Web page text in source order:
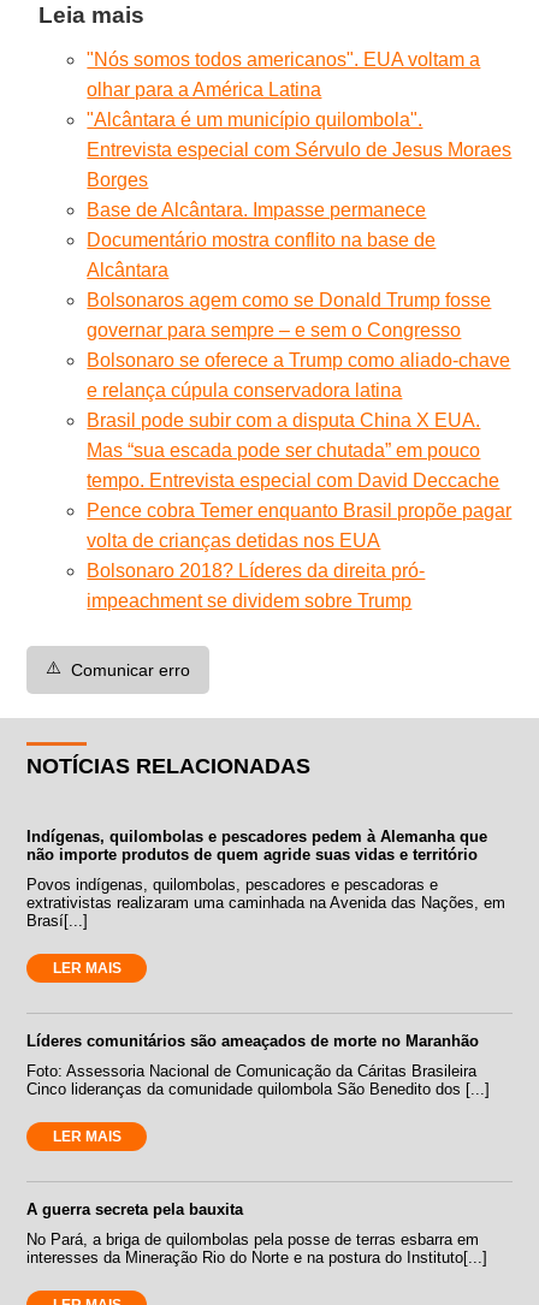
Leia mais
"Nós somos todos americanos". EUA voltam a
olhar para a América Latina
"Alcântara é um município quilombola".
Entrevista especial com Sérvulo de Jesus Moraes
Borges
Base de Alcântara. Impasse permanece
Documentário mostra conflito na base de
Alcântara
Bolsonaros agem como se Donald Trump fosse
governar para sempre – e sem o Congresso
Bolsonaro se oferece a Trump como aliado-chave
e relança cúpula conservadora latina
Brasil pode subir com a disputa China X EUA.
Mas “sua escada pode ser chutada” em pouco
tempo. Entrevista especial com David Deccache
Pence cobra Temer enquanto Brasil propõe pagar
volta de crianças detidas nos EUA
Bolsonaro 2018? Líderes da direita pró-
impeachment se dividem sobre Trump
⚠️ Comunicar erro
NOTÍCIAS RELACIONADAS
Indígenas, quilombolas e pescadores pedem à Alemanha que
não importe produtos de quem agride suas vidas e território
Povos indígenas, quilombolas, pescadores e pescadoras e
extrativistas realizaram uma caminhada na Avenida das Nações, em
Brasí[...]
LER MAIS
Líderes comunitários são ameaçados de morte no Maranhão
Foto: Assessoria Nacional de Comunicação da Cáritas Brasileira
Cinco lideranças da comunidade quilombola São Benedito dos [...]
LER MAIS
A guerra secreta pela bauxita
No Pará, a briga de quilombolas pela posse de terras esbarra em
interesses da Mineração Rio do Norte e na postura do Instituto[...]